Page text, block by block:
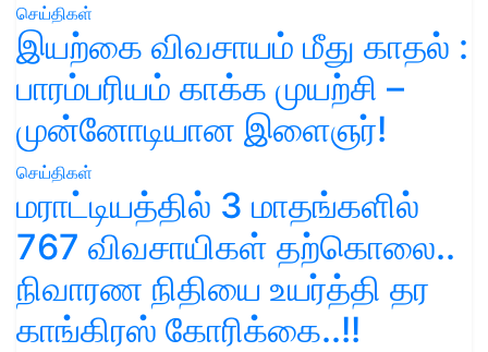
செய்திகள்
இயற்கை விவசாயம் மீது காதல் :
பாரம்பரியம் காக்க முயற்சி –
முன்னோடியான இளைஞர்!
செய்திகள்
மராட்டியத்தில் 3 மாதங்களில்
767 விவசாயிகள் தற்கொலை..
நிவாரண நிதியை உயர்த்தி தர
காங்கிரஸ் கோரிக்கை..!!